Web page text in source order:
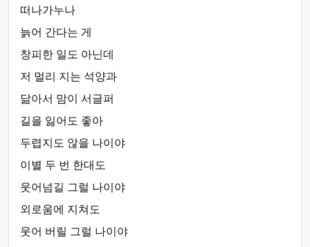
떠나가누나
늙어 간다는 게
창피한 일도 아닌데
저 멀리 지는 석양과
닮아서 맘이 서글퍼
길을 잃어도 좋아
두렵지도 않을 나이야
이별 두 번 한대도
웃어넘길 그럴 나이야
외로움에 지쳐도
웃어 버릴 그럴 나이야